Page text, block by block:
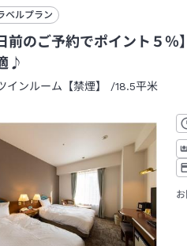
ベルプラン
日前のご予約でポイント５
♪
インルーム【禁煙】 /18.5平米